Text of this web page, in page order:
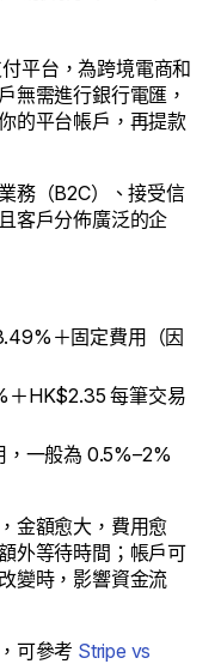
平台，為跨境電商和
無需進行銀行電匯，
的平台帳戶，再提款
務（B2C）、接受信
客戶分佈廣泛的企
＋固定費用（因
＋HK$2.35 每筆交易
一般為 0.5%–2%
金額愈大，費用愈
外等待時間；帳戶可
變時，影響資金流
可參考 Stripe vs